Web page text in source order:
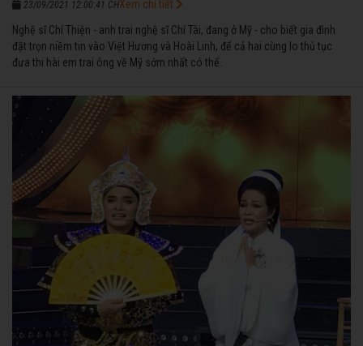
23/09/2021 12:00:41 CH
Nghệ sĩ Chí Thiện - anh trai nghệ sĩ Chí Tài, đang ở Mỹ - cho biết gia đình
đặt trọn niềm tin vào Việt Hương và Hoài Linh, để cả hai cùng lo thủ tục
đưa thi hài em trai ông về Mỹ sớm nhất có thể.
Xem chi tiết